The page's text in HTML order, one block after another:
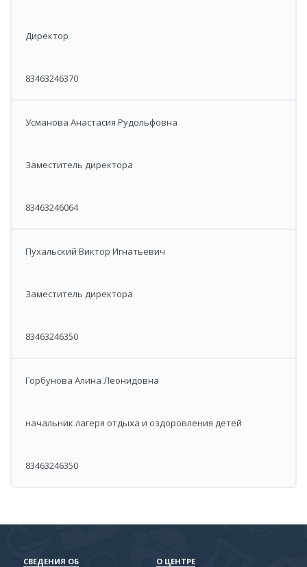
Директор
83463246370
Усманова Анастасия Рудольфовна
Заместитель директора
83463246064
Пухальский Виктор Игнатьевич
Заместитель директора
83463246350
Горбунова Алина Леонидовна
​начальник лагеря отдыха и оздоровления детей
​83463246350
СВЕДЕНИЯ ОБ
О ЦЕНТРЕ